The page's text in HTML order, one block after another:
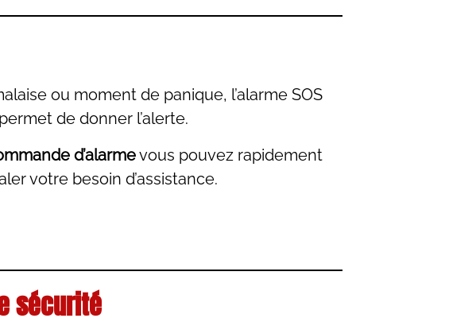
ou moment de panique, l’alarme SOS
permet de donner l’alerte.
d’alarmevous pouvez rapidement
votre besoin d’assistance.
sécurité